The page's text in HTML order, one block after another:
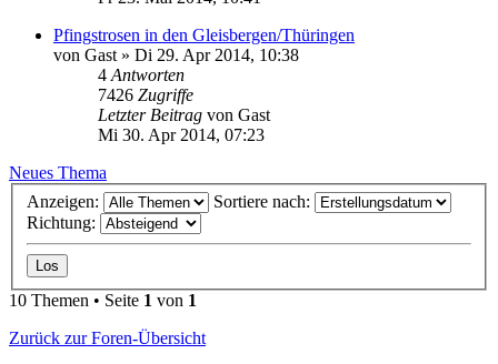
Pfingstrosen in den Gleisbergen/Thüringen
von Gast » Di 29. Apr 2014, 10:38
4 Antworten
7426 Zugriffe
Letzter Beitrag von Gast
Mi 30. Apr 2014, 07:23
Neues Thema
Anzeigen:
Sortiere nach:
Richtung:
10 Themen • Seite 1 von 1
Zurück zur Foren-Übersicht